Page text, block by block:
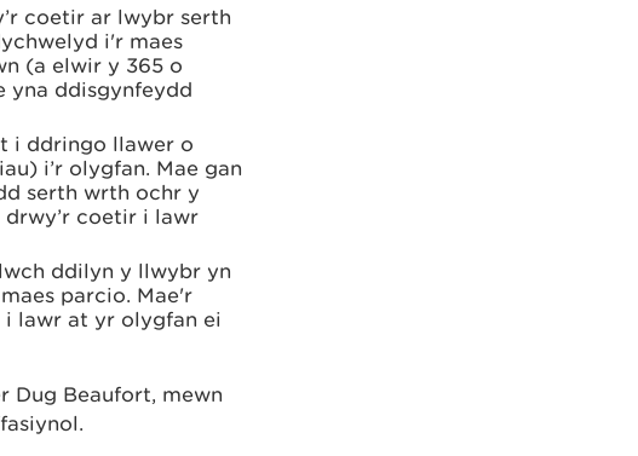
coetir ar lwybr serth
i'r maes
(a elwir y 365 o
yna ddisgynfeydd
i ddringo llawer o
i’r olygfan. Mae gan
serth wrth ochr y
drwy’r coetir i lawr
ddilyn y llwybr yn
parcio. Mae'r
i lawr at yr olygfan ei
Dug Beaufort, mewn